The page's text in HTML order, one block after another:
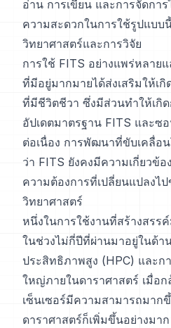
อ่าน การเขียน และการจัดกา
ความสะดวกในการใช้รูปแบ
วิทยาศาสตร์และการวิจัย
การใช้ FITS อย่างแพร่หลาย
ที่มีอยู่มากมายได้ส่งเสริมให้
ที่มีชีวิตชีวา ซึ่งมีส่วนทำให้เกิ
อัปเดตมาตรฐาน FITS และซ
ต่อเนื่อง การพัฒนาที่ขับเคลื่อ
ว่า FITS ยังคงมีความเกี่ยวข้
ความต้องการที่เปลี่ยนแปลงไ
วิทยาศาสตร์
หนึ่งในการใช้งานที่สร้างสรร
ในช่วงไม่กี่ปีที่ผ่านมาอยู่ในด้
ประสิทธิภาพสูง (HPC) และก
ใหญ่ภายในดาราศาสตร์ เมื่อ
เซ็นเซอร์มีความสามารถมา
ดาราศาสตร์ก็เพิ่มขึ้นอย่างมา